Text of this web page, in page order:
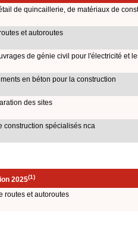
de quincaillerie, de matériaux de
et autoroutes
de génie civil pour l'électricité et
en béton pour la construction
des sites
construction spécialisés nca
2025(1)
routes et autoroutes